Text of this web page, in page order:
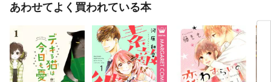
あわせてよく買われている本